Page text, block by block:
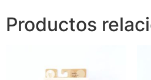
Productos